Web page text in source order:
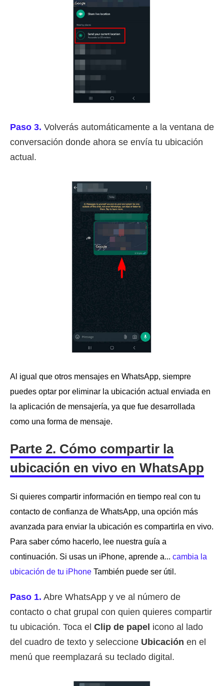
Paso 3. Volverás automáticamente a la ventana de
conversación donde ahora se envía tu ubicación
actual.
Al igual que otros mensajes en WhatsApp, siempre
puedes optar por eliminar la ubicación actual enviada en
la aplicación de mensajería, ya que fue desarrollada
como una forma de mensaje.
Parte 2. Cómo compartir la
ubicación en vivo en WhatsApp
Si quieres compartir información en tiempo real con tu
contacto de confianza de WhatsApp, una opción más
avanzada para enviar la ubicación es compartirla en vivo.
Para saber cómo hacerlo, lee nuestra guía a
continuación. Si usas un iPhone, aprende a... cambia la
ubicación de tu iPhone También puede ser útil.
Paso 1. Abre WhatsApp y ve al número de
contacto o chat grupal con quien quieres compartir
tu ubicación. Toca el Clip de papel icono al lado
del cuadro de texto y seleccione Ubicación en el
menú que reemplazará su teclado digital.